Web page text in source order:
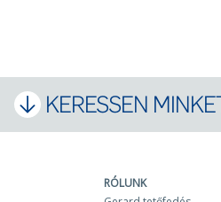
KERESSEN
RÓLUNK